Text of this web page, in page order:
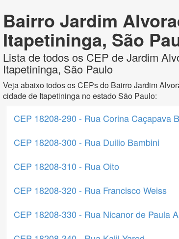
Bairro Jardim
Itapetininga, São
Lista de todos os CEP de Jardim
Itapetininga, São Paulo
Veja abaixo todos os CEPs do Bairro Jardim
cidade de Itapetininga no estado São Paulo:
CEP 18208-290 - Rua Corina Caçapava
CEP 18208-300 - Rua Duilio Bambini
CEP 18208-310 - Rua Oito
CEP 18208-320 - Rua Francisco Weiss
CEP 18208-330 - Rua Nicanor de Paula